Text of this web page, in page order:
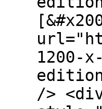
1200-
/>